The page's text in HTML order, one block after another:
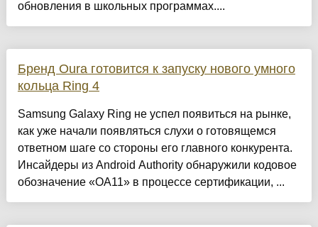
обновления в школьных программах....
Бренд Oura готовится к запуску нового умного
кольца Ring 4
Samsung Galaxy Ring не успел появиться на рынке,
как уже начали появляться слухи о готовящемся
ответном шаге со стороны его главного конкурента.
Инсайдеры из Android Authority обнаружили кодовое
обозначение «OA11» в процессе сертификации, ...